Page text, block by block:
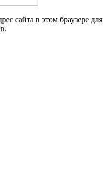
сайта в этом браузере для